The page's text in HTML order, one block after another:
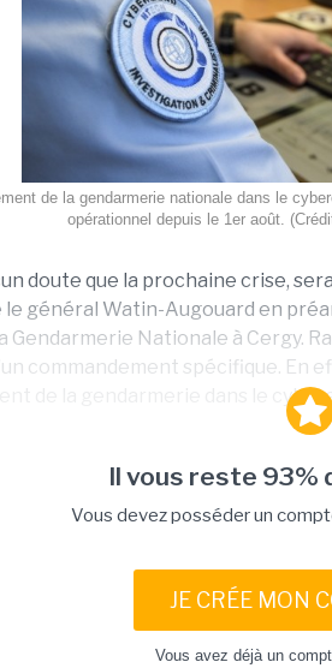
de la gendarmerie nationale dans le
opérationnel depuis le 1er août.
doute que la prochaine crise,
le général Watin-Augouard en
Gendarmerie Nationale à Cergy.
commandement spécifique. En
de la gendarmerie dans le
Il vous reste 93%
Vous devez posséder un
JE CRÉE MON
Vous avez déjà un